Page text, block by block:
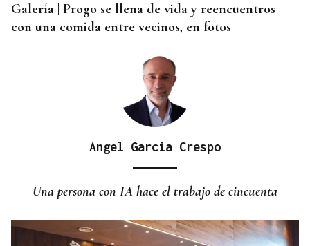
Galería | Progo se llena de vida y reencuentros
con una comida entre vecinos, en fotos
Angel Garcia Crespo
Una persona con IA hace el trabajo de cincuenta